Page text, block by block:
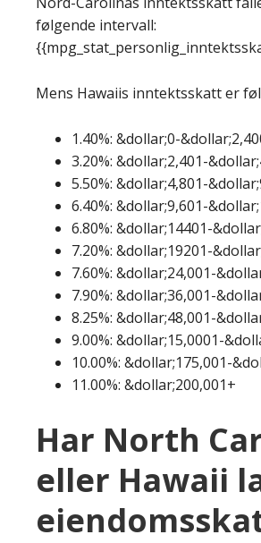
følgende intervall:
Mens Hawaiis inntektsskatt er
1.40%: &dollar;0-
3.20%: &dollar;2,401-
5.50%: &dollar;4,801-
6.40%: &dollar;9,601-
6.80%: &dollar;14401-
7.20%: &dollar;19201-
7.60%: &dollar;24,001-
7.90%: &dollar;36,001-
8.25%: &dollar;48,001-
9.00%: &dollar;15,0001-
10.00%: &dollar;175,001-
11.00%: &dollar;200,001+
Har North
eller Hawaii